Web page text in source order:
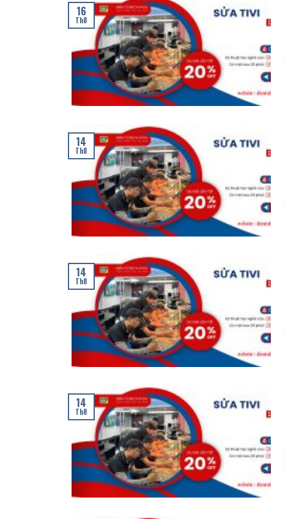
16
Th8
14
Th8
14
Th8
14
Th8